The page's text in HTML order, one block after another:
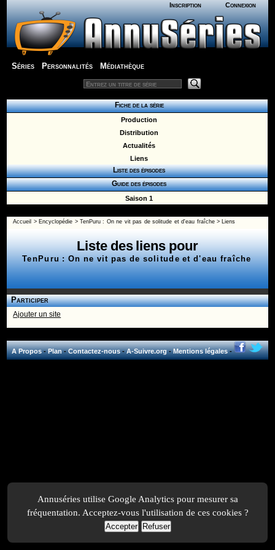
Inscription Connexion
Séries Personnalités Médiathèque
Fiche de la série
Production
Distribution
Actualités
Liens
Liste des épisodes
Guide des épisodes
Saison 1
Accueil > Encyclopédie >TenPuru : On ne vit pas de solitude et d'eau fraîche> Liens
Liste des liens pour
TenPuru : On ne vit pas de solitude et d'eau fraîche
Participer
Ajouter un site
A Propos-Plan-Contactez-nous-A-Suivre.org-Mentions légales-
Annuséries utilise Google Analytics pour mesurer sa
fréquentation. Acceptez-vous l'utilisation de ces cookies ?
Accepter Refuser